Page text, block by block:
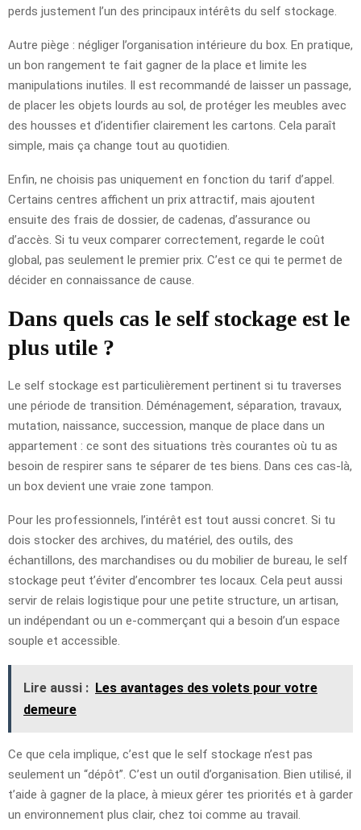
perds justement l’un des principaux intérêts du self stockage.
Autre piège : négliger l’organisation intérieure du box. En pratique,
un bon rangement te fait gagner de la place et limite les
manipulations inutiles. Il est recommandé de laisser un passage,
de placer les objets lourds au sol, de protéger les meubles avec
des housses et d’identifier clairement les cartons. Cela paraît
simple, mais ça change tout au quotidien.
Enfin, ne choisis pas uniquement en fonction du tarif d’appel.
Certains centres affichent un prix attractif, mais ajoutent
ensuite des frais de dossier, de cadenas, d’assurance ou
d’accès. Si tu veux comparer correctement, regarde le coût
global, pas seulement le premier prix. C’est ce qui te permet de
décider en connaissance de cause.
Dans quels cas le self stockage est le
plus utile ?
Le self stockage est particulièrement pertinent si tu traverses
une période de transition. Déménagement, séparation, travaux,
mutation, naissance, succession, manque de place dans un
appartement : ce sont des situations très courantes où tu as
besoin de respirer sans te séparer de tes biens. Dans ces cas-là,
un box devient une vraie zone tampon.
Pour les professionnels, l’intérêt est tout aussi concret. Si tu
dois stocker des archives, du matériel, des outils, des
échantillons, des marchandises ou du mobilier de bureau, le self
stockage peut t’éviter d’encombrer tes locaux. Cela peut aussi
servir de relais logistique pour une petite structure, un artisan,
un indépendant ou un e-commerçant qui a besoin d’un espace
souple et accessible.
Lire aussi : Les avantages des volets pour votre
demeure
Ce que cela implique, c’est que le self stockage n’est pas
seulement un “dépôt”. C’est un outil d’organisation. Bien utilisé, il
t’aide à gagner de la place, à mieux gérer tes priorités et à garder
un environnement plus clair, chez toi comme au travail.